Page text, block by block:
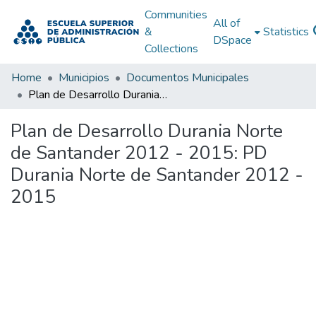
Communities
&
Collections
All of
DSpace
Statistics
Home Municipios
Documentos Municipales
Plan de Desarrollo Durania Norte de Santander 2012 - 2015: PD Durania Norte de Santander 2012 - 2015
Plan de Desarrollo Durania Norte
de Santander 2012 - 2015: PD
Durania Norte de Santander 2012 -
2015